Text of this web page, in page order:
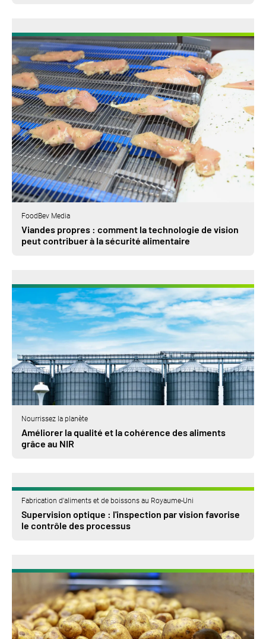
FoodBev Media
Viandes propres : comment la technologie de vision
peut contribuer à la sécurité alimentaire
Nourrissez la planète
Améliorer la qualité et la cohérence des aliments
grâce au NIR
Fabrication d'aliments et de boissons au Royaume-Uni
Supervision optique : l'inspection par vision favorise
le contrôle des processus